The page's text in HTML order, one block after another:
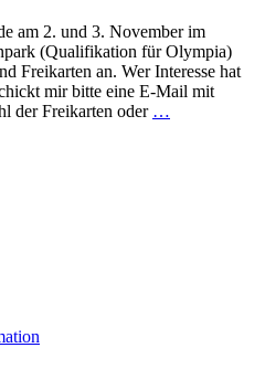
am 2. und 3. November im
(Qualifikation für Olympia)
Freikarten an. Wer Interesse hat
mir bitte eine E-Mail mit
der Freikarten oder …